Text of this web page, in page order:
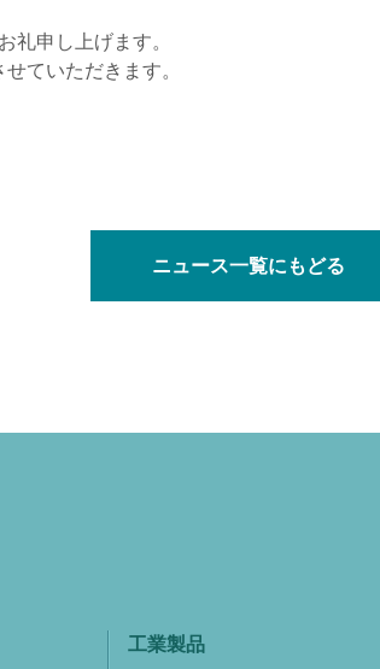
礼申し上げます。
ていただきます。
ニュース一覧にもどる
工業製品